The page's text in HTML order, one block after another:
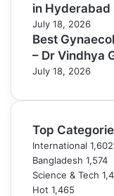
in Hyderabad
July 18, 2026
Best
– Dr Vindhya
July 18, 2026
Top
International 1,602
Bangladesh 1,574
Science & Tech
Hot 1,465